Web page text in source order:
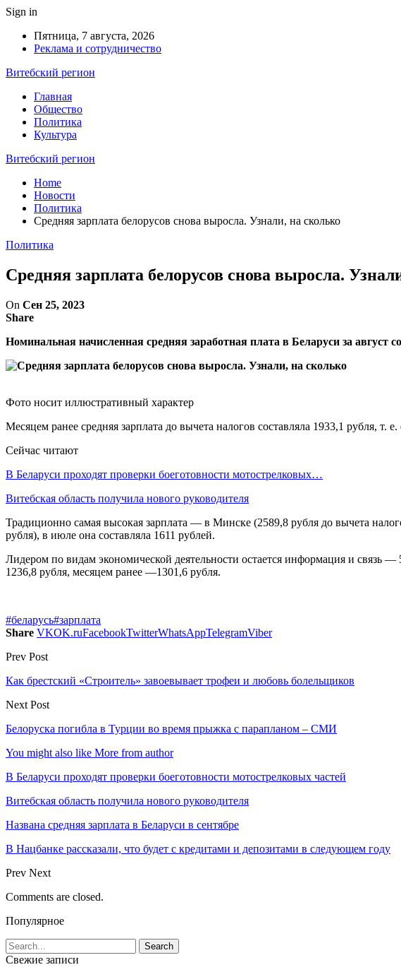
Sign in
Пятница, 7 августа, 2026
Реклама и сотрудничество
Витебский регион
Главная
Общество
Политика
Культура
Витебский регион
Home
Новости
Политика
Средняя зарплата белорусов снова выросла. Узнали, на сколько
Политика
Средняя зарплата белорусов снова выросла.
On Сен 25, 2023
Share
Номинальная начисленная средняя заработная плата в Беларуси за
Фото носит иллюстративный характер
Месяцем ранее средняя зарплата до вычета налогов составляла 1933,1 рубля, т.
Сейчас читают
В Беларуси проходят проверки боеготовности мотострелковых…
Витебская область получила нового руководителя
Традиционно самая высокая зарплата — в Минске (2589,8 рубля до вычета
рубля), в июле она составляла 1611 рублей.
Лидером по видам экономической деятельности остается информация и связь
1236,8 рубля, месяцем ранее —1301,6 рубля.
#беларусь#зарплата
Share VKOK.ruFacebookTwitterWhatsAppTelegramViber
Prev Post
Как брестский «Строитель» завоевывает трофеи и любовь болельщиков
Next Post
Белоруска погибла в Турции во время прыжка с парапланом – СМИ
You might also like More from author
В Беларуси проходят проверки боеготовности мотострелковых частей
Витебская область получила нового руководителя
Названа средняя зарплата в Беларуси в сентябре
В Нацбанке рассказали, что будет с кредитами и депозитами в следующем году
Prev Next
Comments are closed.
Популярное
Свежие записи